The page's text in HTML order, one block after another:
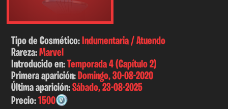
Tipo de Cosmético:Indumentaria / Atuendo
Rareza:Marvel
Introducido en:Temporada 4 (Capítulo 2)
Primera aparición:Domingo, 30-08-2020
Última aparición:Sábado, 23-08-2025
Precio:1500